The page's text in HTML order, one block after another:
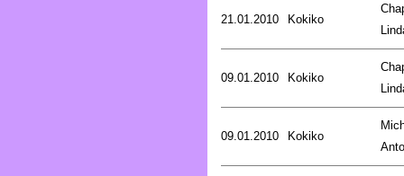
21.01.2010 Kokiko
09.01.2010 Kokiko
09.01.2010 Kokiko